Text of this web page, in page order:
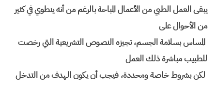
یبقى العمل الطبي من الأعمال المباحة بالرغم من أنه ینطوي في كثیر
من الأحوال على
المساس بسلامة الجسم، تجیزه النصوص التشریعیة التي رخصت
للطبیب مباشرة ذلك العمل
لكن بشروط خاصة ومحددة، فیجب أن یكون الهدف من التدخل